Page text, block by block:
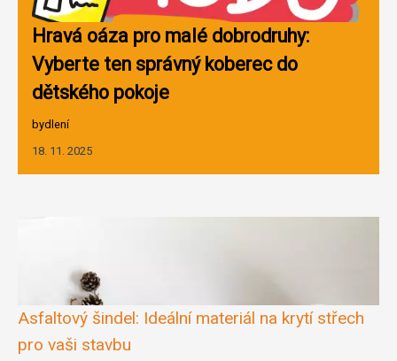
Hravá oáza pro malé dobrodruhy:
Vyberte ten správný koberec do
dětského pokoje
bydlení
18. 11. 2025
Asfaltový šindel: Ideální materiál na krytí střech
pro vaši stavbu